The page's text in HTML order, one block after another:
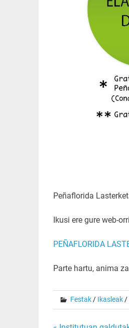
Peñaflorida
Ikusi ere gure web-
PEÑAFLORIDA
Parte hartu, anima
Festak/ Ikasleak/